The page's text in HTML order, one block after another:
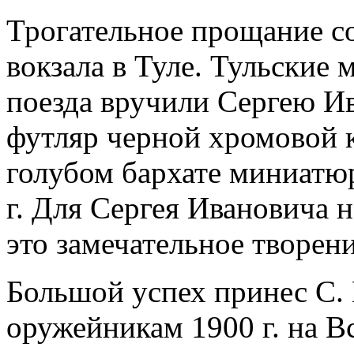
Трогательное прощание
вокзала в Туле. Тульские
поезда вручили Сергею
футляр черной хромовой
голубом бархате
г. Для Сергея Ивановича
это замечательное
Большой успех принес
оружейникам 1900 г. на